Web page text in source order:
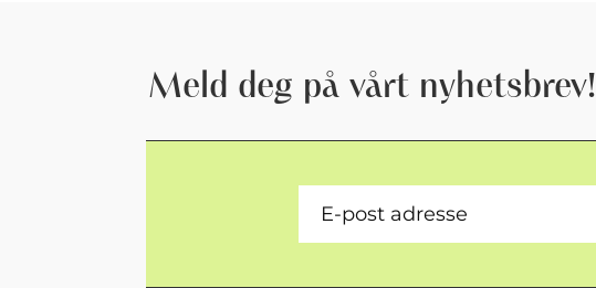
Meld deg på vårt nyhetsbrev!